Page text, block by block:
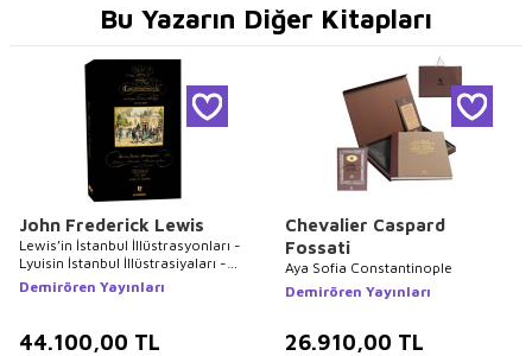
Bu Yazarın Diğer Kitapları
John Frederick Lewis
Lewis’in İstanbul İllüstrasyonları -
Lyuisin İstanbul İllüstrasiyaları -
Lewis`s Illustrations of
Constantinople
Demirören Yayınları
44.100,00 TL
Chevalier Caspard
Fossati
Aya Sofia Constantinople
Demirören Yayınları
26.910,00 TL